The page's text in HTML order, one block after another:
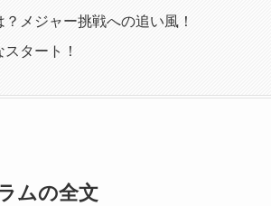
メジャー挑戦への追い風！
タート！
ムの全文